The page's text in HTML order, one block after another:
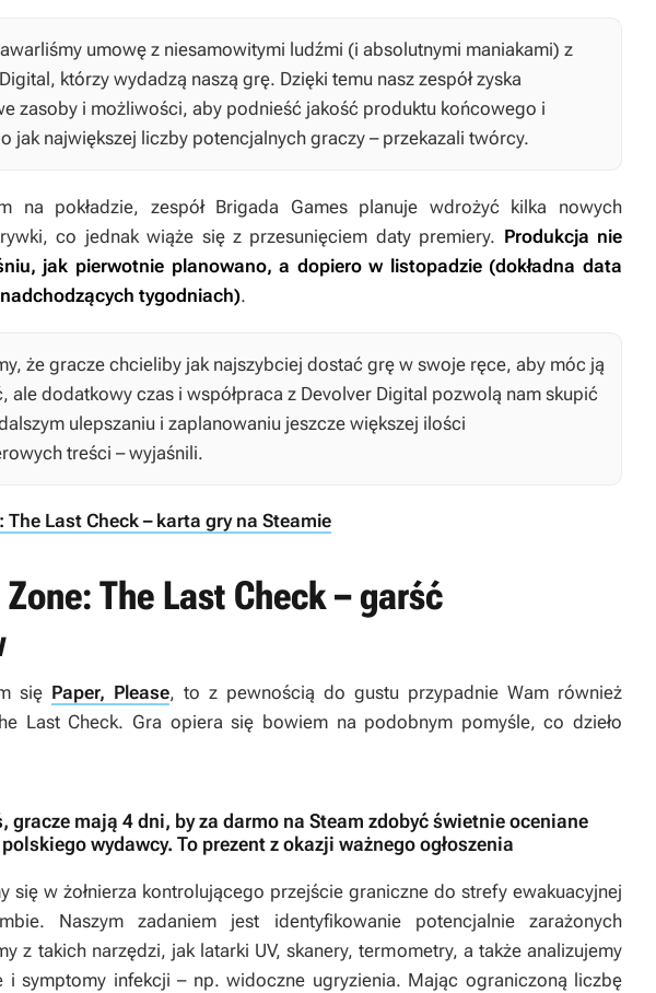
umowę z niesamowitymi ludźmi (i absolutnymi maniakami) z
którzy wydadzą naszą grę. Dzięki temu nasz zespół zyska
zasoby i możliwości, aby podnieść jakość produktu końcowego i
jak największej liczby potencjalnych graczy – przekazali twórcy.
na pokładzie, zespół Brigada Games planuje wdrożyć kilka nowych
co jednak wiąże się z przesunięciem daty premiery. Produkcja nie
jak pierwotnie planowano, a dopiero w listopadzie (dokładna data
tygodniach).
że gracze chcieliby jak najszybciej dostać grę w swoje ręce, aby móc ją
ale dodatkowy czas i współpraca z Devolver Digital pozwolą nam skupić
ulepszaniu i zaplanowaniu jeszcze większej ilości
treści – wyjaśnili.
The Last Check – karta gry na Steamie
The Last Check – garść
się Paper, Please, to z pewnością do gustu przypadnie Wam również
Last Check. Gra opiera się bowiem na podobnym pomyśle, co dzieło
gracze mają 4 dni, by za darmo na Steam zdobyć świetnie oceniane
wydawcy. To prezent z okazji ważnego ogłoszenia
się w żołnierza kontrolującego przejście graniczne do strefy ewakuacyjnej
Naszym zadaniem jest identyfikowanie potencjalnie zarażonych
z takich narzędzi, jak latarki UV, skanery, termometry, a także analizujemy
i symptomy infekcji – np. widoczne ugryzienia. Mając ograniczoną liczbę